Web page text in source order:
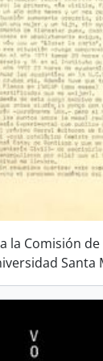
la Comisión de
Santa